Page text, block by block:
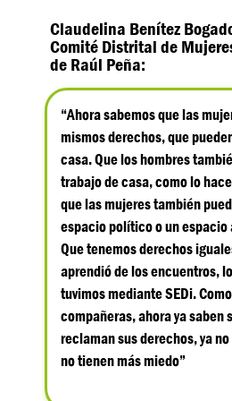
Claudelina Benítez
Comité Distrital de
de Raúl Peña:
“Ahora sabemos que las
mismos derechos, que
casa. Que los hombres
trabajo de casa, como lo
que las mujeres también
espacio político o un
Que tenemos derechos
aprendió de los encuentros,
tuvimos mediante SEDi.
compañeras, ahora ya saben
reclaman sus derechos, ya
no tienen más miedo”